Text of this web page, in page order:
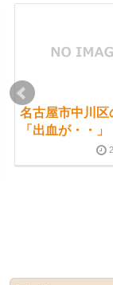
名古屋市中川区
「出血が・・」